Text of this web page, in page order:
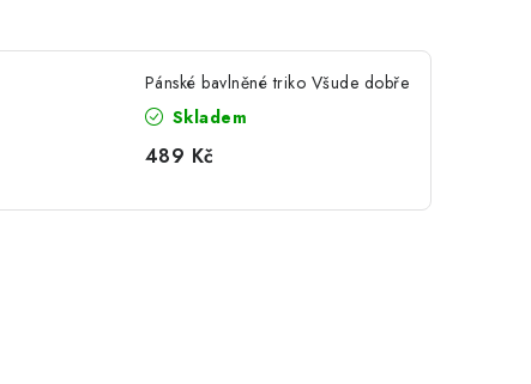
Pánské bavlněné triko Všude dobře
Skladem
489 Kč